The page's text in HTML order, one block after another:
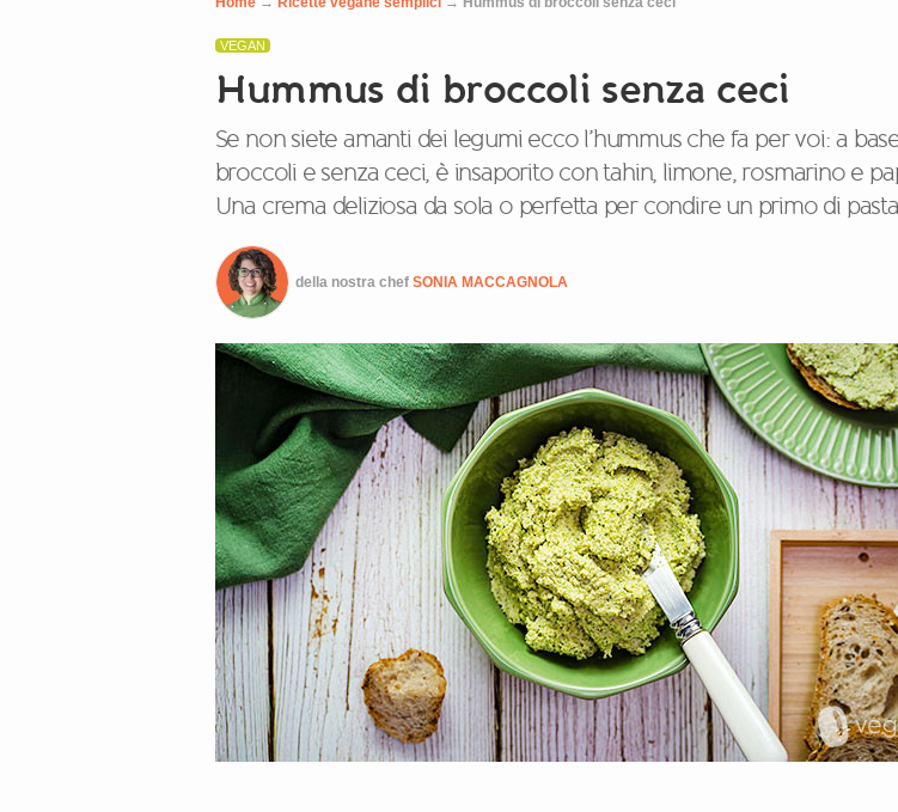
VEGAN
Hummus di broccoli senza ceci
Se non siete amanti dei legumi ecco l’hummus che fa per voi: a
broccoli e senza ceci, è insaporito con tahin, limone, rosmarino e
Una crema deliziosa da sola o perfetta per condire un primo di
della nostra chef SONIA MACCAGNOLA